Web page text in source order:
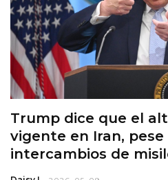
Trump dice que el
vigente en Iran,
intercambios de